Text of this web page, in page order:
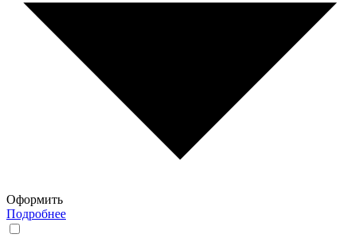
Оформить
Подробнее